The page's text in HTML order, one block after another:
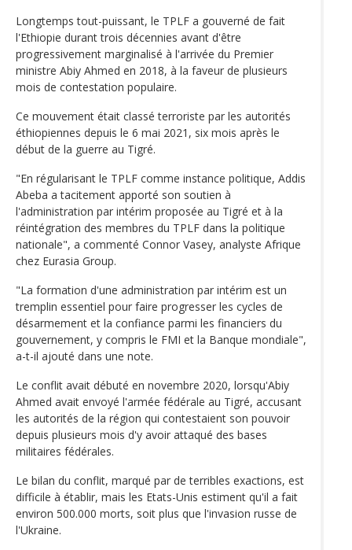
Longtemps tout-puissant, le TPLF a gouverné de fait
l'Ethiopie durant trois décennies avant d'être
progressivement marginalisé à l'arrivée du Premier
ministre Abiy Ahmed en 2018, à la faveur de plusieurs
mois de contestation populaire.
Ce mouvement était classé terroriste par les autorités
éthiopiennes depuis le 6 mai 2021, six mois après le
début de la guerre au Tigré.
"En régularisant le TPLF comme instance politique, Addis
Abeba a tacitement apporté son soutien à
l'administration par intérim proposée au Tigré et à la
réintégration des membres du TPLF dans la politique
nationale", a commenté Connor Vasey, analyste Afrique
chez Eurasia Group.
"La formation d'une administration par intérim est un
tremplin essentiel pour faire progresser les cycles de
désarmement et la confiance parmi les financiers du
gouvernement, y compris le FMI et la Banque mondiale",
a-t-il ajouté dans une note.
Le conflit avait débuté en novembre 2020, lorsqu'Abiy
Ahmed avait envoyé l'armée fédérale au Tigré, accusant
les autorités de la région qui contestaient son pouvoir
depuis plusieurs mois d'y avoir attaqué des bases
militaires fédérales.
Le bilan du conflit, marqué par de terribles exactions, est
difficile à établir, mais les Etats-Unis estiment qu'il a fait
environ 500.000 morts, soit plus que l'invasion russe de
l'Ukraine.